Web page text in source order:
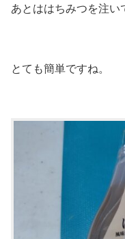
あとははちみつを注い
とても簡単ですね。